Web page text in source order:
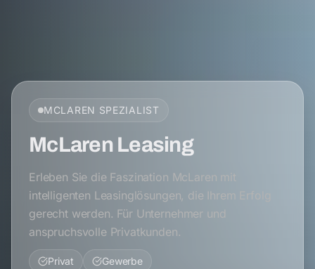
MCLAREN SPEZIALIST
McLaren Leasing
Erleben Sie die Faszination McLaren mit
intelligenten Leasinglösungen, die Ihrem Erfolg
gerecht werden. Für Unternehmer und
anspruchsvolle Privatkunden.
Privat Gewerbe